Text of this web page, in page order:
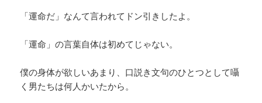
「運命だ」なんて言われてドン引きしたよ。
「運命」の言葉自体は初めてじゃない。
僕の身体が欲しいあまり、口説き文句のひとつとして囁
く男たちは何人かいたから。